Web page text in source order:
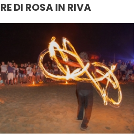
DI ROSA IN RIVA